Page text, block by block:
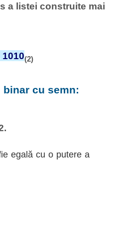
a listei construite mai
1010(2)
cu semn:
egală cu o putere a